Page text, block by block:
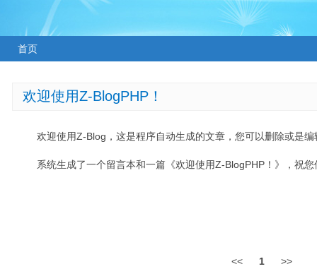
首页
欢迎使用Z-BlogPHP！
欢迎使用Z-Blog，这是程序自动生成的文章，您可以删除或是编
系统生成了一个留言本和一篇《欢迎使用Z-BlogPHP！》，祝
<< 1 >>